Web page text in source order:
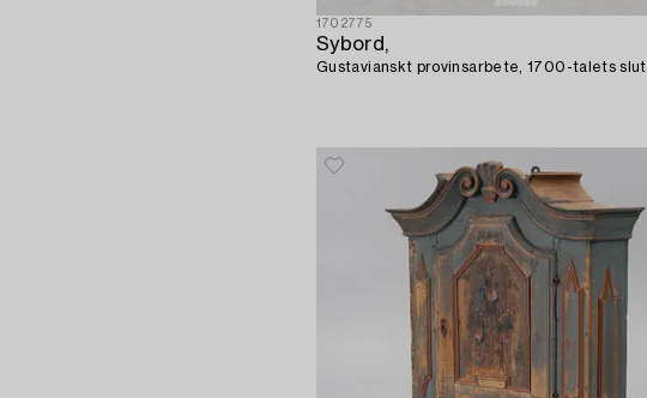
1702775
Sybord,
Gustavianskt provinsarbete, 1700-talets slut.